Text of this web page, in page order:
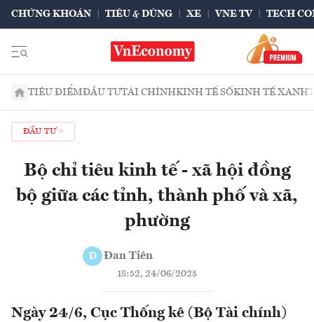
CHỨNG KHOÁN TIÊU & DÙNG XE VNE TV TECH
TIÊU ĐIỂMĐẦU TƯTÀI CHÍNHKINH TẾ SỐKINH TẾ XANH
ĐẦU TƯ
Bộ chỉ tiêu kinh tế - xã hội đồng
bộ giữa các tỉnh, thành phố và xã,
phường
Đ Đan Tiên
18:52, 24/06/2025
Ngày 24/6, Cục Thống kê (Bộ Tài chính)